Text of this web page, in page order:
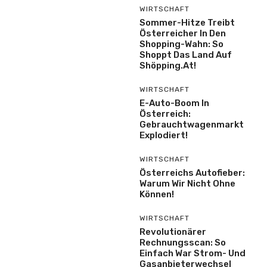
WIRTSCHAFT
Sommer-Hitze Treibt
Österreicher In Den
Shopping-Wahn: So
Shoppt Das Land Auf
Shöpping.at!
WIRTSCHAFT
E-Auto-Boom In
Österreich:
Gebrauchtwagenmarkt
Explodiert!
WIRTSCHAFT
Österreichs Autofieber:
Warum Wir Nicht Ohne
Können!
WIRTSCHAFT
Revolutionärer
Rechnungsscan: So
Einfach War Strom- Und
Gasanbieterwechsel